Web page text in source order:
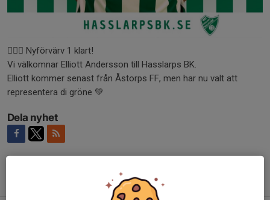
✍🏻✅ Nyförvärv 1 klart!
Vi välkomnar Elliott Andersson till Hasslarps BK.
Elliott kommer senast från Åstorps FF, men har nu valt att
representera di gröne 💚
Dela nyhet